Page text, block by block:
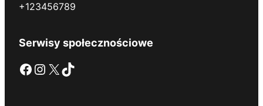
+123456789
Serwisy społecznościowe
Facebook Instagram X TikTok